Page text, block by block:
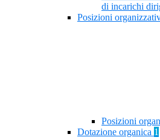
di incarichi
Posizioni
Posizioni
Dotazione organica 1